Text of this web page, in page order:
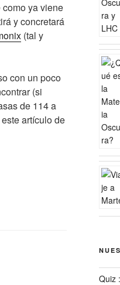
ya viene
y concretará
(tal y
con un poco
(si
de 114 a
artículo de
Quiz